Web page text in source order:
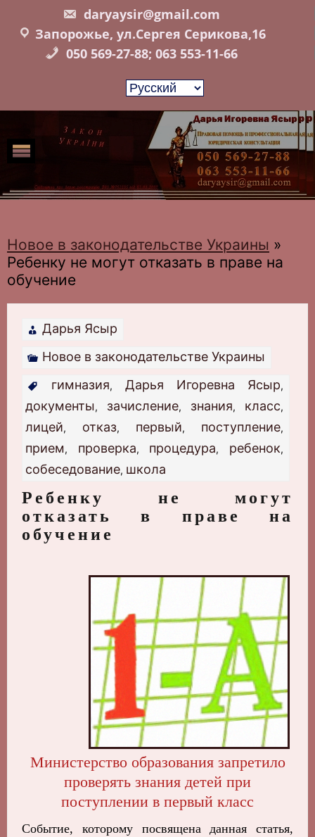
daryaysir@gmail.com
Запорожье, ул.Сергея Серикова,16
050 569-27-88; 063 553-11-66
Новое в законодательстве Украины »
Ребенку не могут отказать в праве на
обучение
Дарья Ясыр
Новое в законодательстве Украины
гимназия, Дарья Игоревна Ясыр,
документы, зачисление, знания, класс,
лицей, отказ, первый, поступление,
прием, проверка, процедура, ребенок,
собеседование, школа
Ребенку не могут
отказать в праве на
обучение
Министерство образования запретило
проверять знания детей при
поступлении в первый класс
Событие, которому посвящена данная статья,